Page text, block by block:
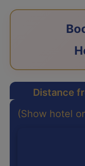
Distance
(Show hotel